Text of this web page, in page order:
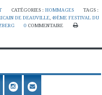
CATÉGORIES :HOMMAGES
TAGS :
DE DEAUVILLE, 49ÈME FESTIVAL DU
0 COMMENTAIRE